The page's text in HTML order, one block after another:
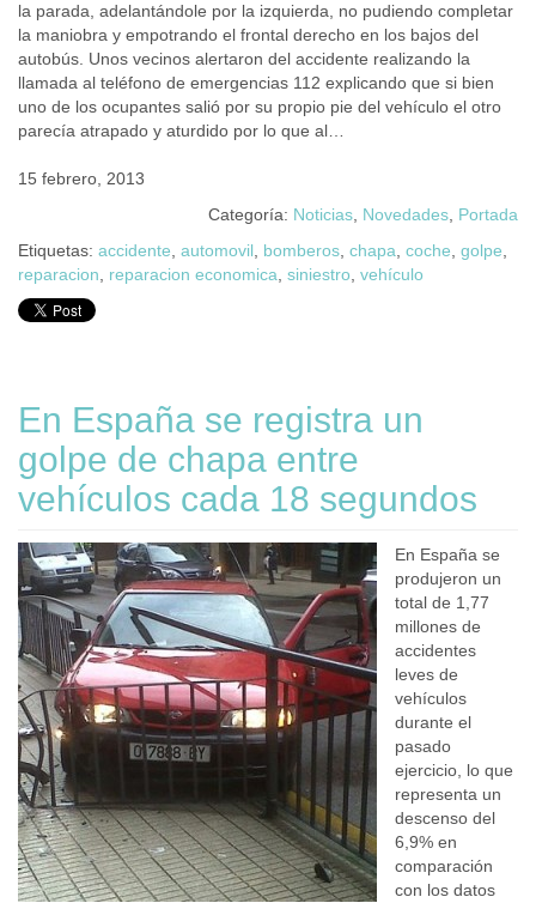
la parada, adelantándole por la izquierda, no pudiendo completar
la maniobra y empotrando el frontal derecho en los bajos del
autobús. Unos vecinos alertaron del accidente realizando la
llamada al teléfono de emergencias 112 explicando que si bien
uno de los ocupantes salió por su propio pie del vehículo el otro
parecía atrapado y aturdido por lo que al…
15 febrero, 2013
Categoría: Noticias Novedades Portada
Etiquetas: accidente automovil bomberos chapa coche golpe
reparacion
reparacion economica siniestro vehículo
En España se registra un
golpe de chapa entre
vehículos cada 18 segundos
En España se
produjeron un
total de 1,77
millones de
accidentes
leves de
vehículos
durante el
pasado
ejercicio, lo que
representa un
descenso del
6,9% en
comparación
con los datos